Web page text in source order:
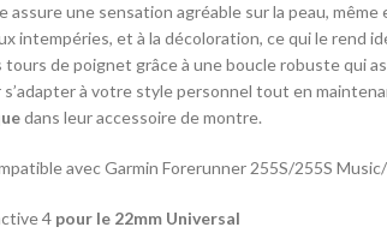
une sensation agréable sur la peau, même
intempéries, et à la décoloration, ce qui le rend
de poignet grâce à une boucle robuste qui
s’adapter à votre style personnel tout en
dans leur accessoire de montre.
avec Garmin Forerunner 255S/255S
4 pour le 22mm Universal